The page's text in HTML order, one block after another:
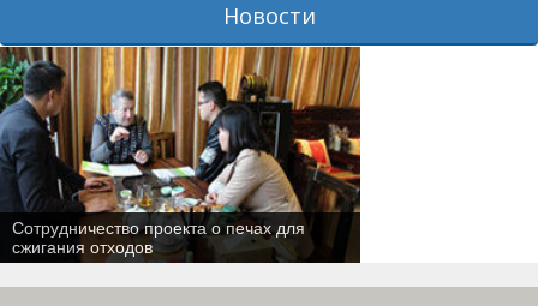
Новости
Сотрудничество проекта о печах для
сжигания отходов